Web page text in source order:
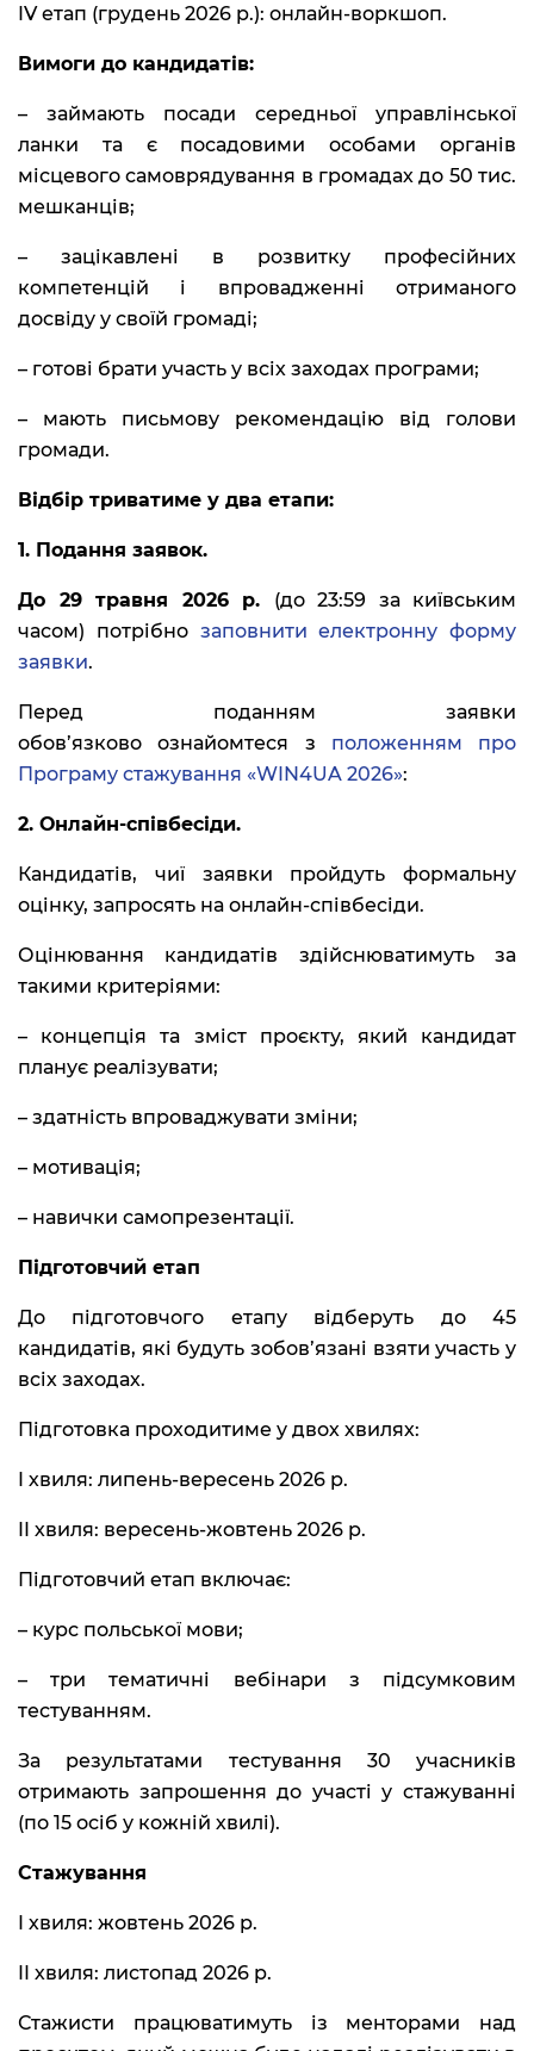
IV етап (грудень 2026 р.): онлайн-воркшоп.
Вимоги до кандидатів:
– займають посади середньої управлінської
ланки та є посадовими особами органів
місцевого самоврядування в громадах до 50 тис.
мешканців;
– зацікавлені в розвитку професійних
компетенцій і впровадженні отриманого
досвіду у своїй громаді;
– готові брати участь у всіх заходах програми;
– мають письмову рекомендацію від голови
громади.
Відбір триватиме у два етапи:
1. Подання заявок.
До 29 травня 2026 р. (до 23:59 за київським
часом) потрібно заповнити електронну форму
заявки.
Перед поданням заявки
обов’язково ознайомтеся з положенням про
Програму стажування «WIN4UA 2026»:
2. Онлайн-співбесіди.
Кандидатів, чиї заявки пройдуть формальну
оцінку, запросять на онлайн-співбесіди.
Оцінювання кандидатів здійснюватимуть за
такими критеріями:
– концепція та зміст проєкту, який кандидат
планує реалізувати;
– здатність впроваджувати зміни;
– мотивація;
– навички самопрезентації.
Підготовчий етап
До підготовчого етапу відберуть до 45
кандидатів, які будуть зобов’язані взяти участь у
всіх заходах.
Підготовка проходитиме у двох хвилях:
I хвиля: липень-вересень 2026 р.
II хвиля: вересень-жовтень 2026 р.
Підготовчий етап включає:
– курс польської мови;
– три тематичні вебінари з підсумковим
тестуванням.
За результатами тестування 30 учасників
отримають запрошення до участі у стажуванні
(по 15 осіб у кожній хвилі).
Cтажування
I хвиля: жовтень 2026 р.
II хвиля: листопад 2026 р.
Стажисти працюватимуть із менторами над